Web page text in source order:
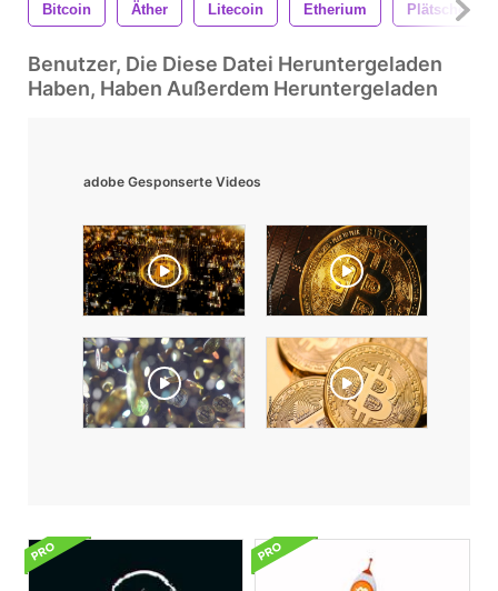
Bitcoin Äther Litecoin Etherium Plätschern
Benutzer, Die Diese Datei Heruntergeladen
Haben, Haben Außerdem Heruntergeladen
adobe Gesponserte Videos